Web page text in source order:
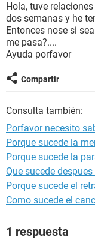
BIENESTAR
SEXUALIDAD
GLOSARIO
Hola, tuve
dos semanas y he
Entonces nose si
me pasa?....
Ayuda porfavor
Compartir
Consulta también:
Porfavor necesito
Porque sucede la
Porque sucede la
Que sucede
Porque sucede el
Como sucede el
1 respuesta